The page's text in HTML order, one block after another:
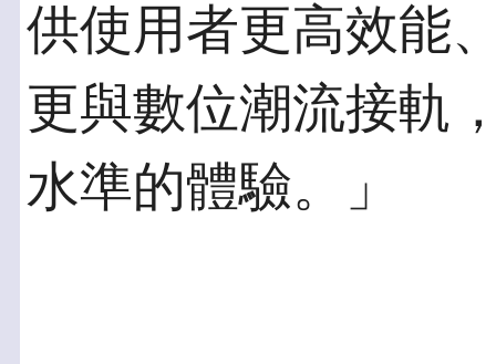
供使用者更高效能
更與數位潮流接軌
水準的體驗。」